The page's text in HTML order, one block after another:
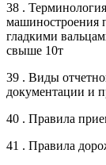
38 .
машиностроения
гладкими
свыше 10т
39 . Виды
документации и
40 . Правила
41 . Правила